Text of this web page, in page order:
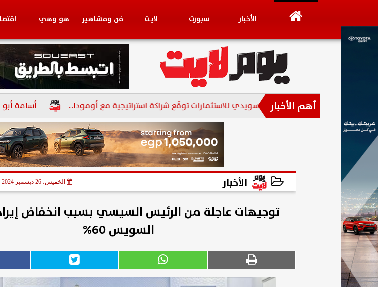
الأخبار سبورت لايت فن ومشاهير هو وهي
أهم الأخبار أسامة أبو العز مجموعة عز العرب السويدي للاستثمارات توقّع شراكة استراتيجية مع أومودا...
الأخبار الخميس، 26 ديسمبر 2024
توجيهات عاجلة من الرئيس السيسي بسبب انخفاض
السويس 60%